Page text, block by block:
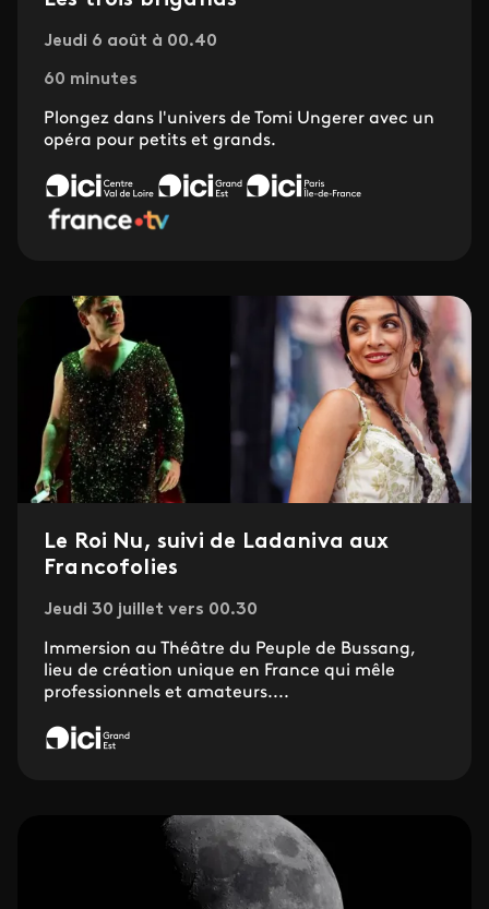
Jeudi 6 août à 00.40
60 minutes
Plongez dans l'univers de Tomi Ungerer avec un
opéra pour petits et grands.
Le Roi Nu, suivi de Ladaniva aux
Francofolies
Jeudi 30 juillet vers 00.30
Immersion au Théâtre du Peuple de Bussang,
lieu de création unique en France qui mêle
professionnels et amateurs....